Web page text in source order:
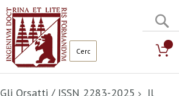
Gli Orsatti / ISSN 2283-2025
Il